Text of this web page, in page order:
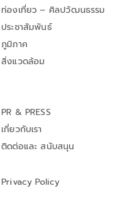
ท่องเที่ยว – ศิลปวัฒนธรรม
ประชาสัมพันธ์
ภูมิภาค
สิ่งแวดล้อม
PR & PRESS
เกี่ยวกับเรา
ติดต่อและ สนับสนุน
Privacy Policy